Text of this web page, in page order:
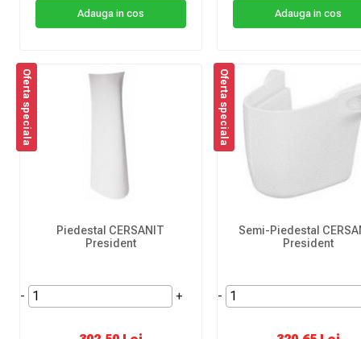
Adauga in cos Adauga in cos
Oferta speciala
Piedestal CERSANIT
President
- +
Oferta speciala
Semi-Piedestal
President
-